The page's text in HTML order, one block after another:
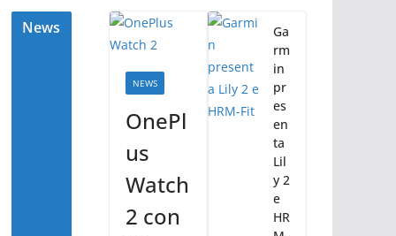
News
NEWS
OnePl
us
Watch
2 con
Ga
rm
in
pr
es
en
ta
Lil
y 2
e
HR